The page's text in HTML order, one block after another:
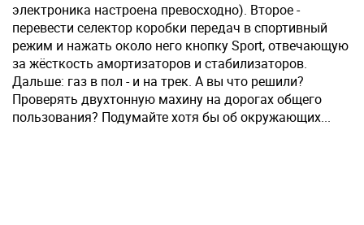
электроника настроена превосходно). Второе -
перевести селектор коробки передач в спортивный
режим и нажать около него кнопку Sport, отвечающую
за жёсткость амортизаторов и стабилизаторов.
Дальше: газ в пол - и на трек. А вы что решили?
Проверять двухтонную махину на дорогах общего
пользования? Подумайте хотя бы об окружающих...